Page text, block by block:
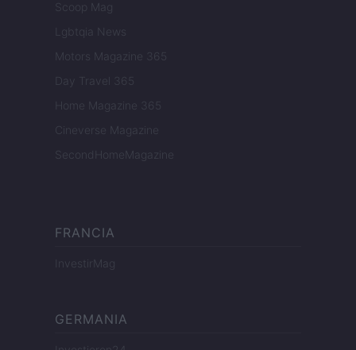
Scoop Mag
Lgbtqia News
Motors Magazine 365
Day Travel 365
Home Magazine 365
Cineverse Magazine
SecondHomeMagazine
FRANCIA
InvestirMag
GERMANIA